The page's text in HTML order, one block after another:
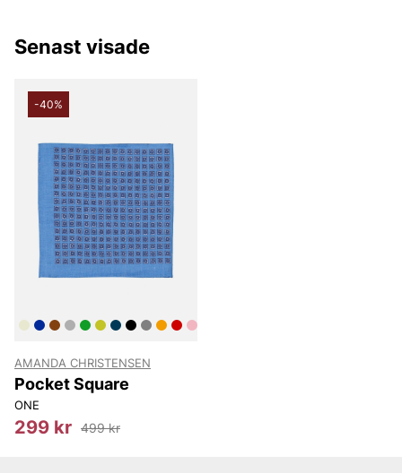
Christensen
partner för manliga accessoarer som slipsar och
halsdukar. Företagets motto har funnits sedan
kvalitet.
Sedan 1949 är Amanda Christensen även kunglig
hovleverantör.
Amanda Christensen står för klassiskt välskräddat
mode för dagens kvinnor och män.
De erbjuder accessoarer som förstärker
personligheter och gör helheten komplett.
Företaget erbjuder allt från slipsar, scarves, hattar och
tidlös stil.
hemsida*
Happy shopping önskar vi på Vingåkers Factory
Outlet AB!
Senast visade
-40%
AMANDA CHRISTENSEN
Pocket Square
ONE
299 kr 499 kr